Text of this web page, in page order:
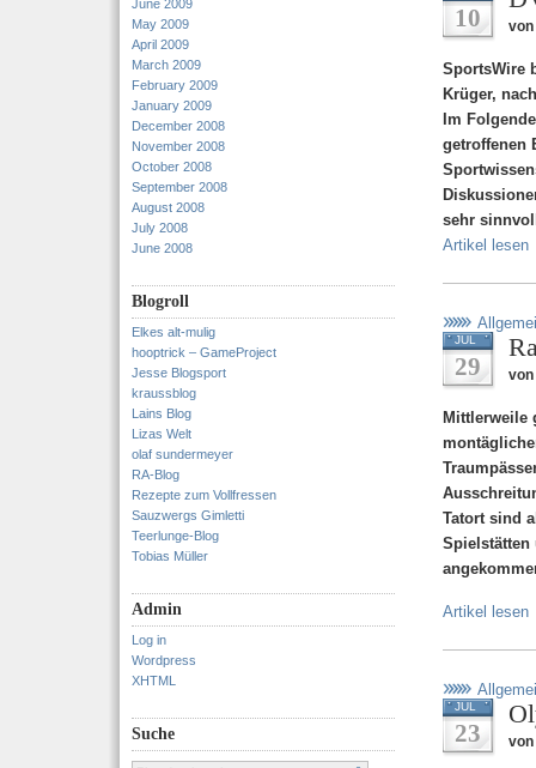
June 2009
May 2009
April 2009
March 2009
February 2009
January 2009
December 2008
November 2008
October 2008
September 2008
August 2008
July 2008
June 2008
Blogroll
Elkes alt-mulig
hooptrick – GameProject
Jesse Blogsport
kraussblog
Lains Blog
Lizas Welt
olaf sundermeyer
RA-Blog
Rezepte zum Vollfressen
Sauzwergs Gimletti
Teerlunge-Blog
Tobias Müller
Admin
Log in
Wordpress
XHTML
Suche
10
SportsWire
Krüger,
Im
getroffenen
sehr
Artikel lesen
JUL
29 von
Mittlerweile
Tatort sind
Spielstätten
Artikel lesen
JUL
23 von